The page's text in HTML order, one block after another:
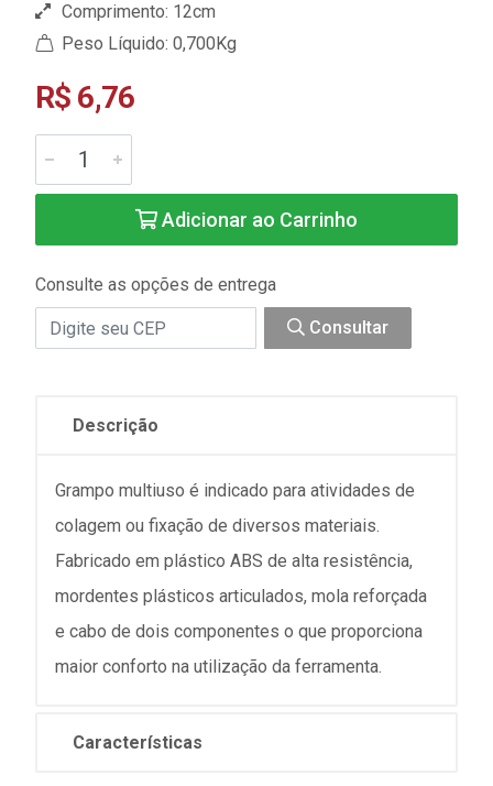
Comprimento: 12cm
Peso Líquido: 0,700Kg
R$ 6,76
Adicionar ao Carrinho
Consulte as opções de entrega
Consultar
Descrição
Grampo multiuso é indicado para atividades de
colagem ou fixação de diversos materiais.
Fabricado em plástico ABS de alta resistência,
mordentes plásticos articulados, mola reforçada
e cabo de dois componentes o que proporciona
maior conforto na utilização da ferramenta.
Características